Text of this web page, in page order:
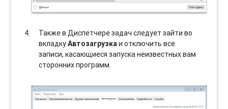
Также в Диспетчере задач следует зайти во
вкладкуАвтозагрузкаи отключить все
записи, касающиеся запуска неизвестных вам
сторонних программ.